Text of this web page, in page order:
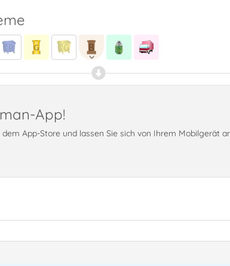
App!
App-Store und lassen Sie sich von Ihrem Mobilgerät